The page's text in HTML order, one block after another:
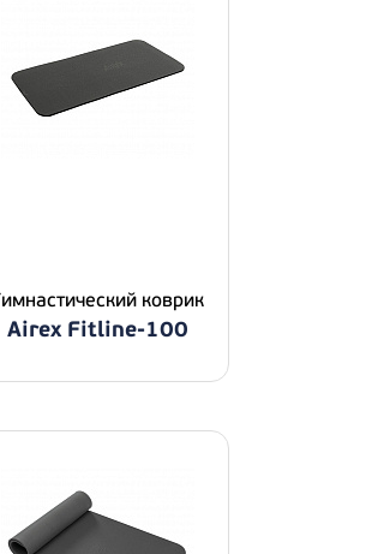
коврик
Airex Fitline-100